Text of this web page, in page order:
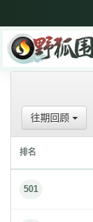
往期回顾
排名
501